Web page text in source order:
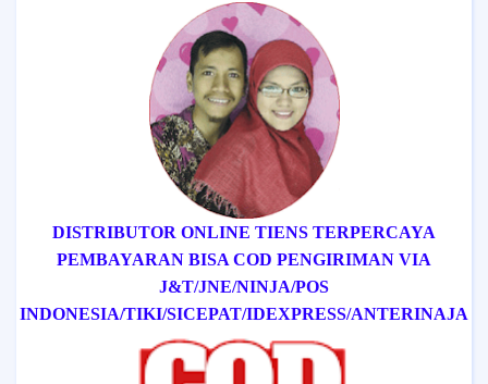
DISTRIBUTOR ONLINE TIENS TERPERCAYA
PEMBAYARAN BISA COD PENGIRIMAN VIA
J&T/JNE/NINJA/POS
INDONESIA/TIKI/SICEPAT/IDEXPRESS/ANTERINAJA